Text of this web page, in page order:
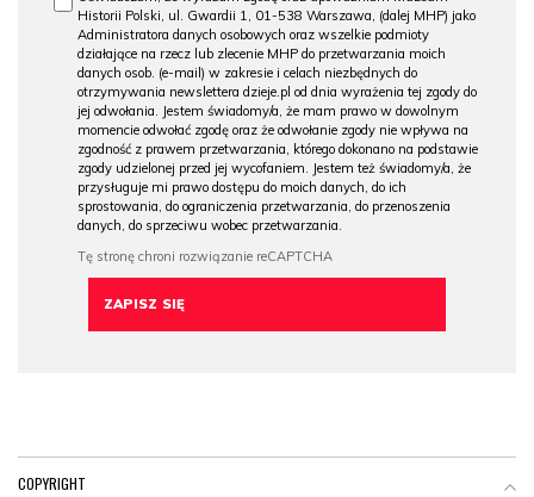
Historii Polski, ul. Gwardii 1, 01-538 Warszawa, (dalej MHP) jako
Administratora danych osobowych oraz wszelkie podmioty
działające na rzecz lub zlecenie MHP do przetwarzania moich
danych osob. (e-mail) w zakresie i celach niezbędnych do
otrzymywania newslettera dzieje.pl od dnia wyrażenia tej zgody do
jej odwołania. Jestem świadomy/a, że mam prawo w dowolnym
momencie odwołać zgodę oraz że odwołanie zgody nie wpływa na
zgodność z prawem przetwarzania, którego dokonano na podstawie
zgody udzielonej przed jej wycofaniem. Jestem też świadomy/a, że
przysługuje mi prawo dostępu do moich danych, do ich
sprostowania, do ograniczenia przetwarzania, do przenoszenia
danych, do sprzeciwu wobec przetwarzania.
COPYRIGHT